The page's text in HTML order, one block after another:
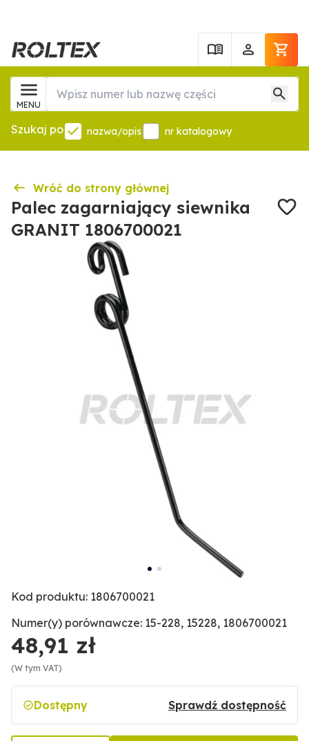
MENU
Szukaj po nazwa/opis nr katalogowy
Wróć do strony głównej
Palec zagarniający siewnika
GRANIT 1806700021
Kod produktu: 1806700021
Numer(y) porównawcze: 15-228, 15228, 1806700021
48,91 zł
(W tym VAT)
Dostępny Sprawdź dostępność